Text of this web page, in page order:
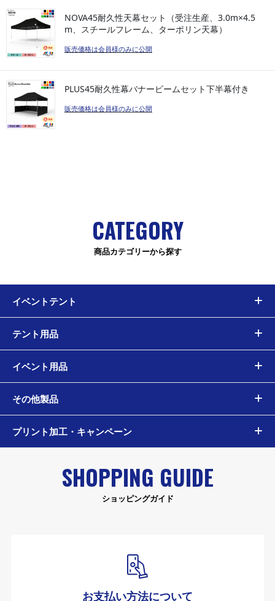
NOVA45耐久性天幕セット（受注生産、3.0m×4.5
m、スチールフレーム、ターポリン天幕）
販売価格は会員様のみに公開
PLUS45耐久性幕バナービームセット下半幕付き
販売価格は会員様のみに公開
CATEGORY
商品カテゴリーから探す
イベントテント
テント用品
イベント用品
その他製品
プリント加工・キャンペーン
SHOPPING GUIDE
ショッピングガイド
お支払い方法について